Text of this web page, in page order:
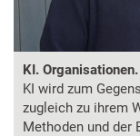
KI.
KI wird zum
zugleich zu ihrem
Methoden und der